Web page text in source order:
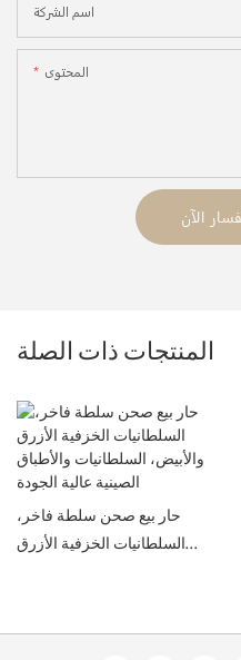
اسم الشركة
المحتوى
الآن
المنتجات ذات الصلة
حار بيع صحن سلطة فاخر،
السلطانيات الخزفية الأزرق